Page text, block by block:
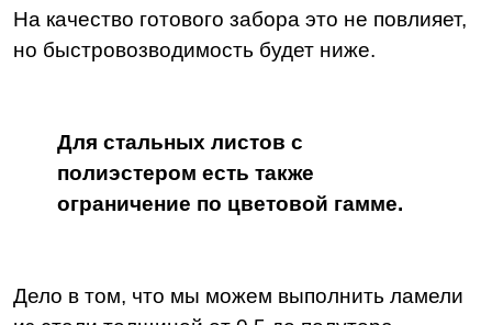
На качество готового забора это не повлияет,
но быстровозводимость будет ниже.
Для стальных листов с
полиэстером есть также
ограничение по цветовой гамме.
Дело в том, что мы можем выполнить ламели